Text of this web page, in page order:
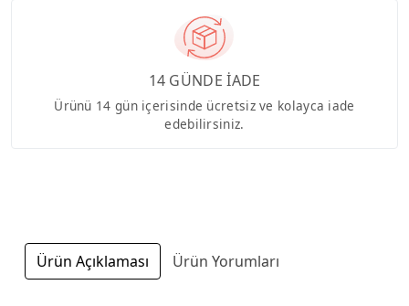
14 GÜNDE İADE
Ürünü 14 gün içerisinde ücretsiz ve kolayca iade
edebilirsiniz.
Ürün Açıklaması Ürün Yorumları